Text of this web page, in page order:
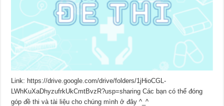
Link: https://drive.google.com/drive/folders/1jHioCGL-
LWhKuXaDhyzufrkUkCmtBvzR?usp=sharing Các bạn có thể đóng
góp đề thi và tài liệu cho chúng mình ở đây ^_^